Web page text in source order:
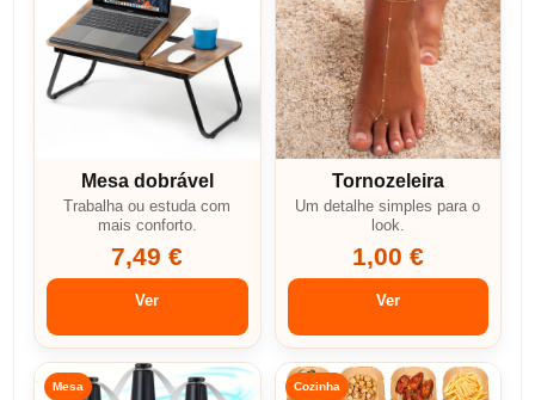
Mesa dobrável
Trabalha ou estuda com
mais conforto.
7,49 €
Ver
Tornozeleira
Um detalhe simples para o
look.
1,00 €
Ver
Mesa Cozinha